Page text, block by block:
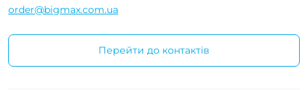
order@bigmax.com.ua
Перейти до контактів